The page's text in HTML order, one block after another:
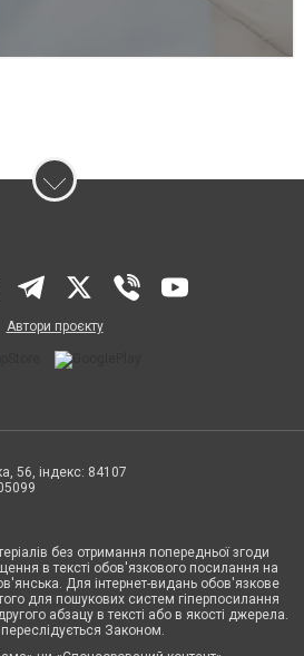
Автори проєкту
56, індекс: 84107
без отримання попередньої згоди
в тексті обов'язкового посилання на
Для інтернет-видань обов'язкове
для пошукових систем гіперпосилання
абзацу в тексті або в якості джерела.
Законом.